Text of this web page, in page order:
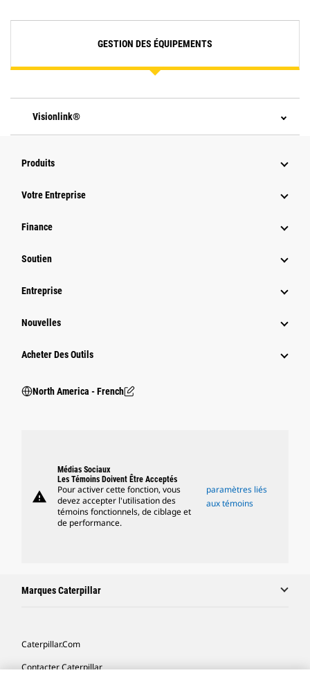
GESTION DES ÉQUIPEMENTS
Visionlink®
Produits
Votre Entreprise
Finance
Soutien
Entreprise
Nouvelles
Acheter Des Outils
North America - French
warning
Médias Sociaux
Les Témoins Doivent Être Acceptés
Pour activer cette fonction, vous
devez accepter l'utilisation des
témoins fonctionnels, de ciblage et
de performance.
paramètres liés
aux témoins
Marques Caterpillar
Caterpillar.com
Contacter Caterpillar